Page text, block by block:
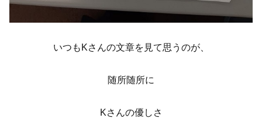
いつもKさんの文章を見て思うのが、
随所随所に
Kさんの優しさ